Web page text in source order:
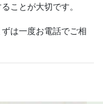
ことが大切です。
は一度お電話でご相